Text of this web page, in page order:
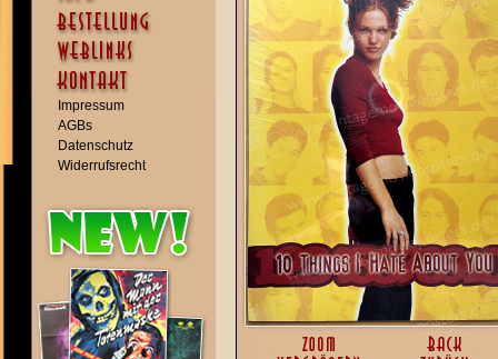
Impressum
AGBs
Datenschutz
Widerrufsrecht